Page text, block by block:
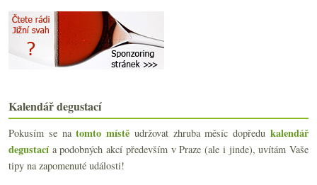
►května
▼ dubna (20)
Když víno z Wachau, tak… Neuburské?
Jižní svah na Kindle, šoproňská měna, NY Times a M...
15x bílé i červené do 150,- Kč
Bubláme s bohémkou & Piper-Heidsieck
Klasický ročník, názory na Bordeaux 2010 a cesta z...
French Wine Show 2011 sponzorující krtka
Výsledky ankety „Jak dlouho před konzumací otevírá...
Kalendář degustací
Pokusím se natomto místě udržovat zhruba měsíc dopředukalendář
degustacía podobných akcí především v Praze (ale i jinde), uvítám Vaše
tipy na zapomenuté události!